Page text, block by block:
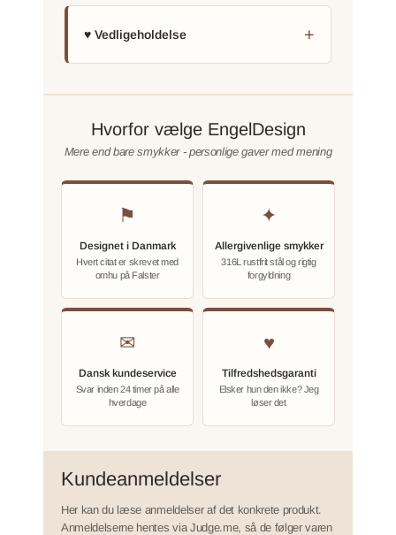
♥ Vedligeholdelse
Hvorfor vælge EngelDesign
Mere end bare smykker - personlige gaver med mening
⚑
Designet i Danmark
Hvert citat er skrevet med
omhu på Falster
✦
Allergivenlige smykker
316L rustfrit stål og rigtig
forgyldning
✉
Dansk kundeservice
Svar inden 24 timer på alle
hverdage
♥
Tilfredshedsgaranti
Elsker hun den ikke? Jeg
løser det
Kundeanmeldelser
Her kan du læse anmeldelser af det konkrete produkt.
Anmeldelserne hentes via Judge.me, så de følger varen